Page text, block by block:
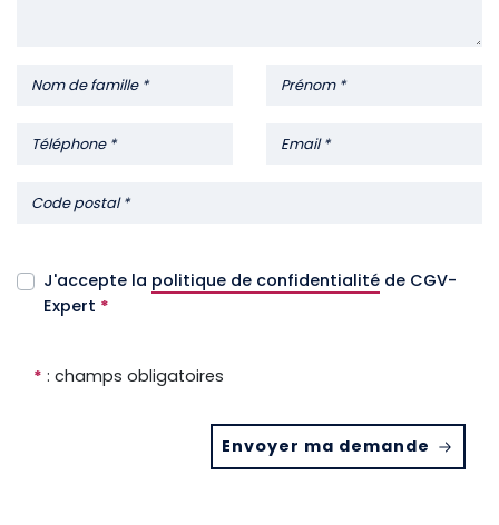
J'accepte la politique de confidentialité de CGV-
Expert *
* : champs obligatoires
Envoyer ma demande